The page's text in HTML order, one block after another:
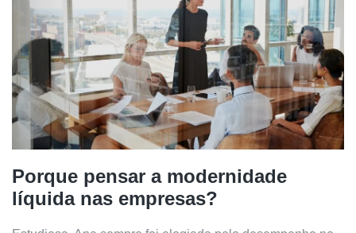
Porque pensar a modernidade
líquida nas empresas?